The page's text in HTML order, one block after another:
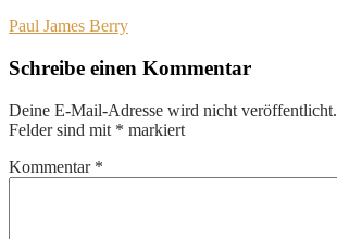
Paul James Berry
Schreibe einen Kommentar
Deine E-Mail-Adresse wird nicht veröffentlicht.
Felder sind mit * markiert
Kommentar *